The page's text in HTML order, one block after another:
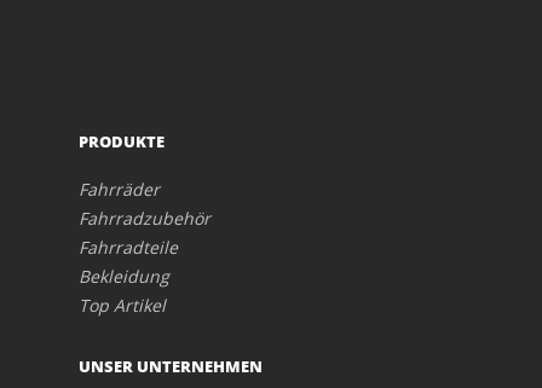
PRODUKTE
Fahrräder
Fahrradzubehör
Fahrradteile
Bekleidung
Top Artikel
UNSER UNTERNEHMEN